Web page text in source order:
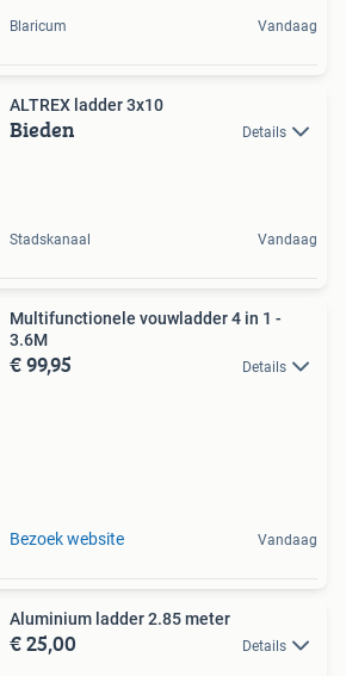
Blaricum Vandaag
ALTREX ladder 3x10
Bieden Details
Stadskanaal Vandaag
Multifunctionele vouwladder 4 in 1 -
3.6M
€ 99,95 Details
Bezoek website Vandaag
Aluminium ladder 2.85 meter
€ 25,00 Details